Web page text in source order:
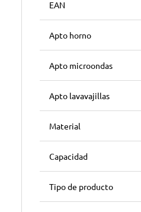
EAN
Apto horno
Apto microondas
Apto lavavajillas
Material
Capacidad
Tipo de producto